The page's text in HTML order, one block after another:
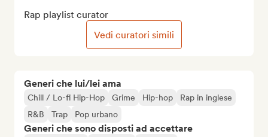
Generi che lui/lei ama
Chill / Lo-fi Hip-Hop Grime Hip-hop
Rap in inglese
R&B
Trap Pop urbano
Generi che sono disposti ad accettare
Rap playlist curator
Vedi curatori simili